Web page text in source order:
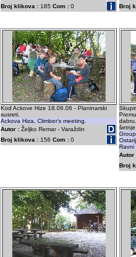
Broj klikova : 185 Com : 0
Broj
Kod Ackove Hize 18.06.06 - Planinarski
susreti.
Ackova Hiza, Climber's meeting.
Autor : Željko Remar - Varaždin
Broj klikova : 156 Com : 0
Ravni
Autor
Broj